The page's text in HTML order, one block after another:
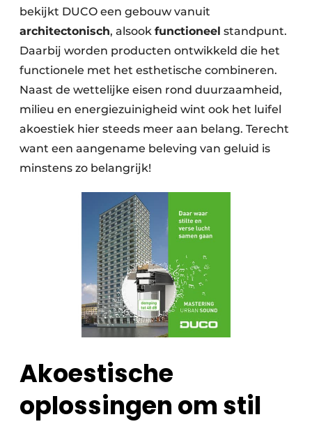
bekijkt DUCO een gebouw vanuit
architectonisch, alsook functioneel standpunt.
Daarbij worden producten ontwikkeld die het
functionele met het esthetische combineren.
Naast de wettelijke eisen rond duurzaamheid,
milieu en energiezuinigheid wint ook het luifel
akoestiek hier steeds meer aan belang. Terecht
want een aangename beleving van geluid is
minstens zo belangrijk!
Akoestische
oplossingen om stil